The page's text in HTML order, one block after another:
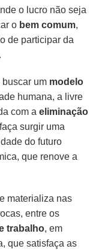
o lucro não seja
o bem comum,
de participar da
.
um modelo
humana, a livre
com aeliminação
surgir uma
do futuro
que renove a
materializa nas
entre os
trabalho, em
que satisfaça as